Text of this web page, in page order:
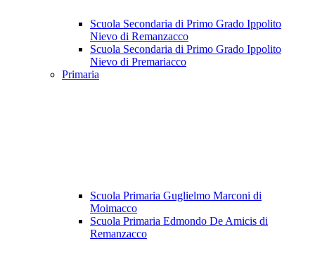
Scuola Secondaria di Primo Grado Ippolito
Nievo di Remanzacco
Scuola Secondaria di Primo Grado Ippolito
Nievo di Premariacco
Primaria
Scuola Primaria Guglielmo Marconi di
Moimacco
Scuola Primaria Edmondo De Amicis di
Remanzacco